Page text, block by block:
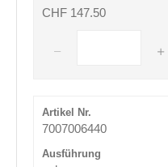
CHF 147.50
7007006440